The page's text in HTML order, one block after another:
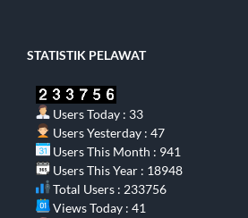
STATISTIK PELAWAT
Users Today : 33
Users Yesterday : 47
Users This Month : 941
Users This Year : 18948
Total Users : 233756
Views Today : 41